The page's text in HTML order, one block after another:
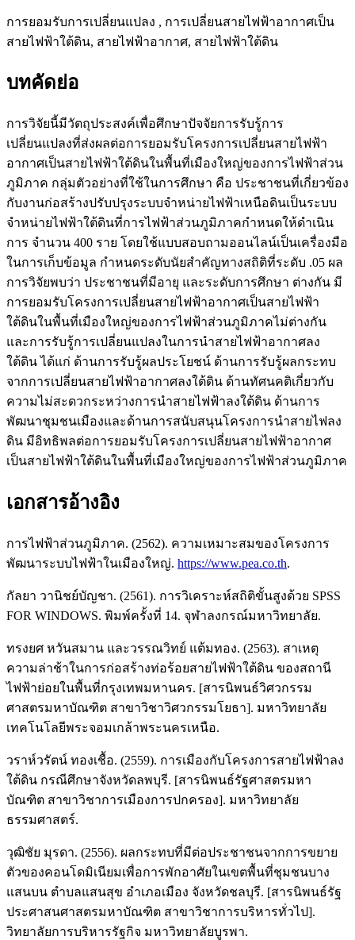
การยอมรับการเปลี่ยนแปลง , การเปลี่ยนสายไฟฟ้าอากาศเป็น
สายไฟฟ้าใต้ดิน, สายไฟฟ้าอากาศ, สายไฟฟ้าใต้ดิน
บทคัดย่อ
การวิจัยนี้มีวัตถุประสงค์เพื่อศึกษาปัจจัยการรับรู้การ
เปลี่ยนแปลงที่ส่งผลต่อการยอมรับโครงการเปลี่ยนสายไฟฟ้า
อากาศเป็นสายไฟฟ้าใต้ดินในพื้นที่เมืองใหญ่ของการไฟฟ้าส่วน
ภูมิภาค กลุ่มตัวอย่างที่ใช้ในการศึกษา คือ ประชาชนที่เกี่ยวข้อง
กับงานก่อสร้างปรับปรุงระบบจำหน่ายไฟฟ้าเหนือดินเป็นระบบ
จำหน่ายไฟฟ้าใต้ดินที่การไฟฟ้าส่วนภูมิภาคกำหนดให้ดำเนิน
การ จำนวน 400 ราย โดยใช้แบบสอบถามออนไลน์เป็นเครื่องมือ
ในการเก็บข้อมูล กำหนดระดับนัยสำคัญทางสถิติที่ระดับ .05 ผล
การวิจัยพบว่า ประชาชนที่มีอายุ และระดับการศึกษา ต่างกัน มี
การยอมรับโครงการเปลี่ยนสายไฟฟ้าอากาศเป็นสายไฟฟ้า
ใต้ดินในพื้นที่เมืองใหญ่ของการไฟฟ้าส่วนภูมิภาคไม่ต่างกัน
และการรับรู้การเปลี่ยนแปลงในการนำสายไฟฟ้าอากาศลง
ใต้ดิน ได้แก่ ด้านการรับรู้ผลประโยชน์ ด้านการรับรู้ผลกระทบ
จากการเปลี่ยนสายไฟฟ้าอากาศลงใต้ดิน ด้านทัศนคติเกี่ยวกับ
ความไม่สะดวกระหว่างการนำสายไฟฟ้าลงใต้ดิน ด้านการ
พัฒนาชุมชนเมืองและด้านการสนับสนุนโครงการนำสายไฟลง
ดิน มีอิทธิพลต่อการยอมรับโครงการเปลี่ยนสายไฟฟ้าอากาศ
เป็นสายไฟฟ้าใต้ดินในพื้นที่เมืองใหญ่ของการไฟฟ้าส่วนภูมิภาค
เอกสารอ้างอิง
การไฟฟ้าส่วนภูมิภาค. (2562). ความเหมาะสมของโครงการ
พัฒนาระบบไฟฟ้าในเมืองใหญ่. https://www.pea.co.th.
กัลยา วานิชย์บัญชา. (2561). การวิเคราะห์สถิติขั้นสูงด้วย SPSS
FOR WINDOWS. พิมพ์ครั้งที่ 14. จุฬาลงกรณ์มหาวิทยาลัย.
ทรงยศ หวันสมาน และวรรณวิทย์ แต้มทอง. (2563). สาเหตุ
ความล่าช้าในการก่อสร้างท่อร้อยสายไฟฟ้าใต้ดิน ของสถานี
ไฟฟ้าย่อยในพื้นที่กรุงเทพมหานคร. [สารนิพนธ์วิศวกรรม
ศาสตรมหาบัณฑิต สาขาวิชาวิศวกรรมโยธา]. มหาวิทยาลัย
เทคโนโลยีพระจอมเกล้าพระนครเหนือ.
วราห์วรัตน์ ทองเชื้อ. (2559). การเมืองกับโครงการสายไฟฟ้าลง
ใต้ดิน กรณีศึกษาจังหวัดลพบุรี. [สารนิพนธ์รัฐศาสตรมหา
บัณฑิต สาขาวิชาการเมืองการปกครอง]. มหาวิทยาลัย
ธรรมศาสตร์.
วุฒิชัย มุรดา. (2556). ผลกระทบที่มีต่อประชาชนจากการขยาย
ตัวของคอนโดมิเนียมเพื่อการพักอาศัยในเขตพื้นที่ชุมชนบาง
แสนบน ตำบลแสนสุข อำเภอเมือง จังหวัดชลบุรี. [สารนิพนธ์รัฐ
ประศาสนศาสตรมหาบัณฑิต สาขาวิชาการบริหารทั่วไป].
วิทยาลัยการบริหารรัฐกิจ มหาวิทยาลัยบูรพา.